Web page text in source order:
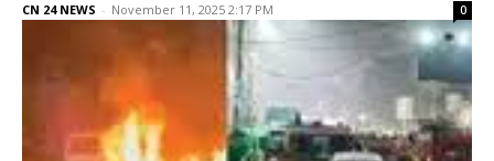
CN 24 NEWS - November 11, 2025 2:17 PM 0